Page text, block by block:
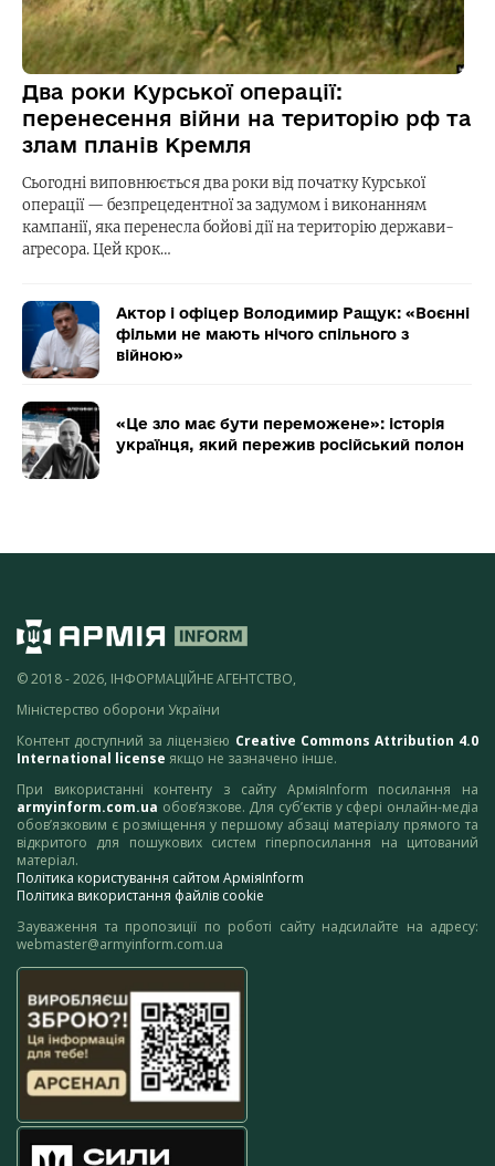
Два роки Курської операції:
перенесення війни на територію рф та
злам планів Кремля
Сьогодні виповнюється два роки від початку Курської
операції — безпрецедентної за задумом і виконанням
кампанії, яка перенесла бойові дії на територію держави-
агресора. Цей крок…
Актор і офіцер Володимир Ращук: «Воєнні
фільми не мають нічого спільного з
війною»
«Це зло має бути переможене»: історія
українця, який пережив російський полон
© 2018 - 2026, ІНФОРМАЦІЙНЕ АГЕНТСТВО,
Міністерство оборони України
Контент доступний за ліцензією Creative Commons Attribution 4.0
International license якщо не зазначено інше.
При використанні контенту з сайту АрміяInform посилання на
armyinform.com.ua обов’язкове. Для суб’єктів у сфері онлайн-медіа
обов’язковим є розміщення у першому абзаці матеріалу прямого та
відкритого для пошукових систем гіперпосилання на цитований
матеріал.
Політика користування сайтом АрміяInform
Політика використання файлів cookie
Зауваження та пропозиції по роботі сайту надсилайте на адресу:
webmaster@armyinform.com.ua